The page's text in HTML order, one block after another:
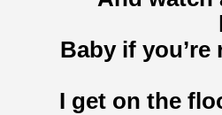
Baby if
I get on the